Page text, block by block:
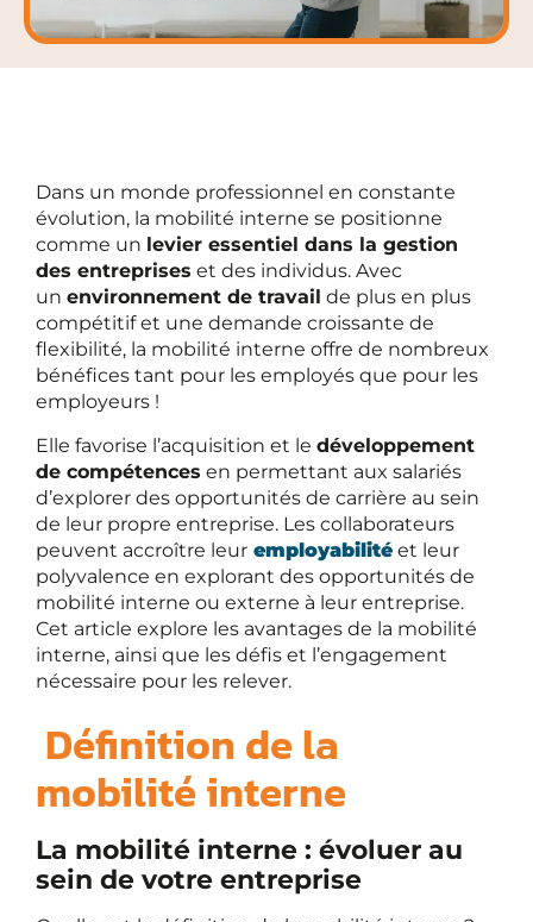
Dans un monde professionnel en constante
évolution, la mobilité interne se positionne
comme un levier essentiel dans la gestion
des entreprises et des individus. Avec
un environnement de travail de plus en plus
compétitif et une demande croissante de
flexibilité, la mobilité interne offre de nombreux
bénéfices tant pour les employés que pour les
employeurs !
Elle favorise l’acquisition et le développement
de compétences en permettant aux salariés
d’explorer des opportunités de carrière au sein
de leur propre entreprise. Les collaborateurs
peuvent accroître leur employabilité et leur
polyvalence en explorant des opportunités de
mobilité interne ou externe à leur entreprise.
Cet article explore les avantages de la mobilité
interne, ainsi que les défis et l’engagement
nécessaire pour les relever.
Définition de la
mobilité interne
La mobilité interne : évoluer au
sein de votre entreprise